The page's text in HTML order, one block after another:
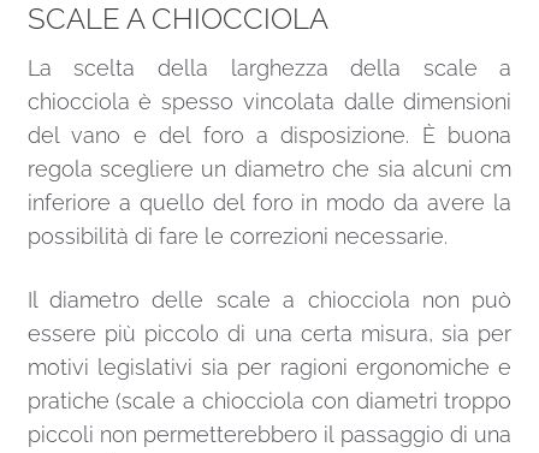
SCALE A CHIOCCIOLA
La scelta della larghezza della scale a
chiocciola è spesso vincolata dalle dimensioni
del vano e del foro a disposizione. È buona
regola scegliere un diametro che sia alcuni cm
inferiore a quello del foro in modo da avere la
possibilità di fare le correzioni necessarie.
Il diametro delle scale a chiocciola non può
essere più piccolo di una certa misura, sia per
motivi legislativi sia per ragioni ergonomiche e
pratiche (scale a chiocciola con diametri troppo
piccoli non permetterebbero il passaggio di una